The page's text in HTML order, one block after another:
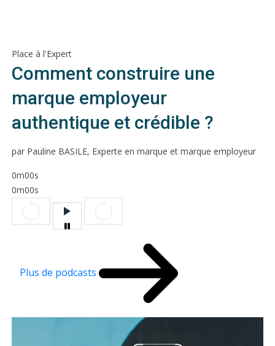
Place à l'Expert
Comment construire une
marque employeur
authentique et crédible ?
par Pauline BASILE, Experte en marque et marque employeur
0m00s
0m00s
Plus de podcasts